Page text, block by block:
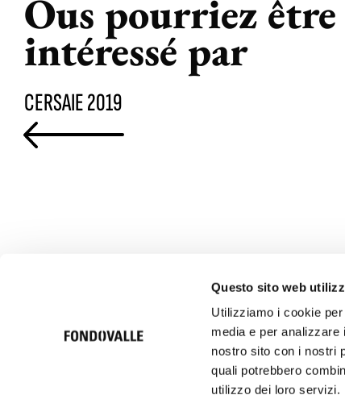
Questo sito web
Utilizziamo i cookie
media e per
nostro sito con i nostri
quali potrebbero
utilizzo dei loro servizi.
Ous pourriez être
intéressé par
CERSAIE 2019
© 2026 Ceramica Fondovalle S.p.A. SB | Italcer Group
Società soggetta alla direzione e coordinamento di Italcer